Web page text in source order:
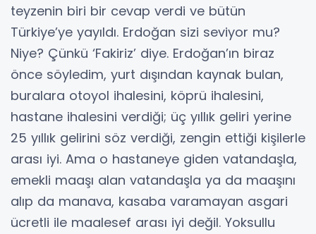
teyzenin biri bir cevap verdi ve bütün
Türkiye’ye yayıldı. Erdoğan sizi seviyor mu?
Niye? Çünkü ‘Fakiriz’ diye. Erdoğan’ın biraz
önce söyledim, yurt dışından kaynak bulan,
buralara otoyol ihalesini, köprü ihalesini,
hastane ihalesini verdiği; üç yıllık geliri yerine
25 yıllık gelirini söz verdiği, zengin ettiği kişilerle
arası iyi. Ama o hastaneye giden vatandaşla,
emekli maaşı alan vatandaşla ya da maaşını
alıp da manava, kasaba varamayan asgari
ücretli ile maalesef arası iyi değil. Yoksullu